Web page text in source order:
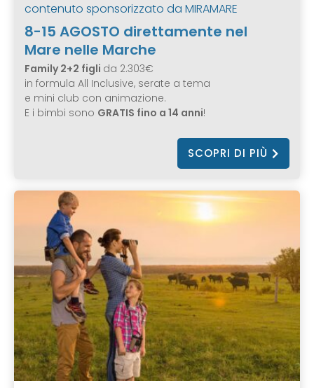
contenuto sponsorizzato da MIRAMARE
8-15 AGOSTO direttamente nel
Mare nelle Marche
Family 2+2 figli da 2.303€
in formula All Inclusive, serate a tema
e mini club con animazione.
E i bimbi sono GRATIS fino a 14 anni!
SCOPRI DI PIÙ